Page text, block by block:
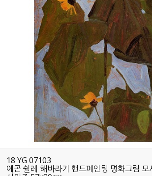
18 YG 07103
에곤 쉴레 해바라기 핸드페인팅 명화그림 모